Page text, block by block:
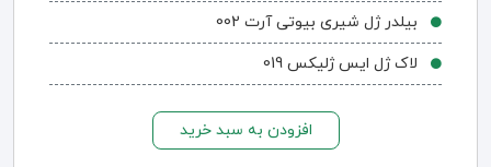
بیلدر ژل شیری بیوتی آرت 002
لاک ژل ایس ژلیکس 019
افزودن به سبد خرید